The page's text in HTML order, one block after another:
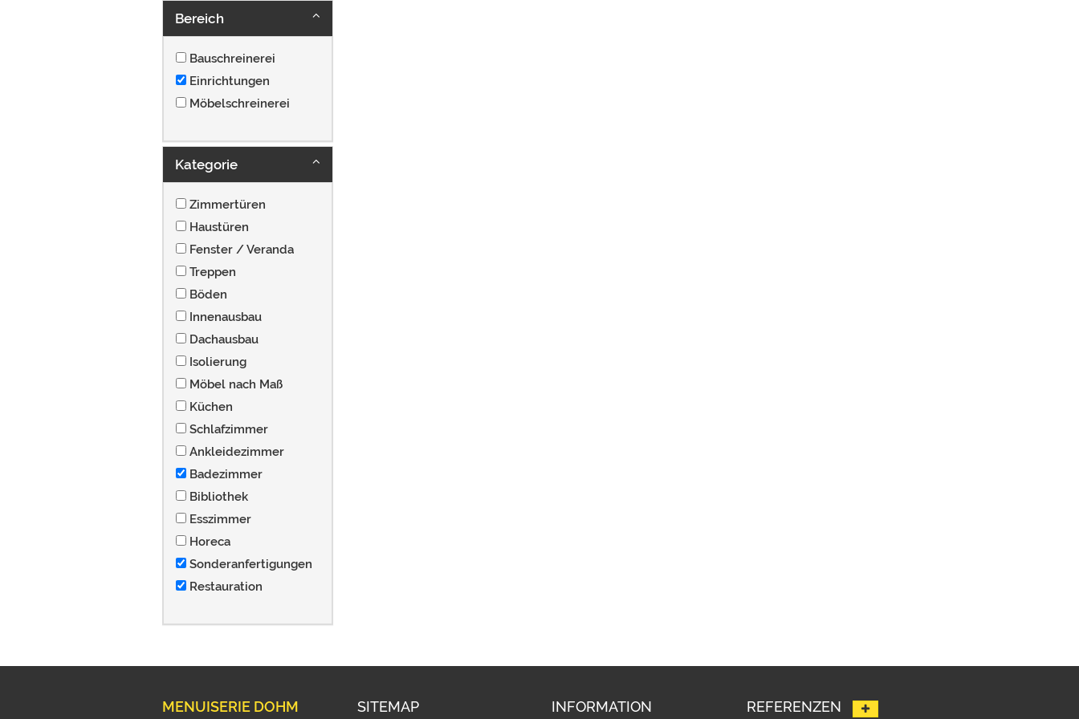
Bereich
Bauschreinerei
Einrichtungen
Möbelschreinerei
Kategorie
Zimmertüren
Haustüren
Fenster / Veranda
Treppen
Böden
Innenausbau
Dachausbau
Isolierung
Möbel nach Maß
Küchen
Schlafzimmer
Ankleidezimmer
Badezimmer
Bibliothek
Esszimmer
Horeca
Sonderanfertigungen
Restauration
MENUISERIE DOHM SITEMAP INFORMATION REFERENZEN